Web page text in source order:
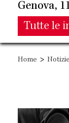
Genova,
Main
Tutte le
Main
Home > Notizie